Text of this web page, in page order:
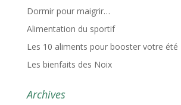
Dormir pour maigrir…
Alimentation du sportif
Les 10 aliments pour booster votre été
Les bienfaits des Noix
Archives